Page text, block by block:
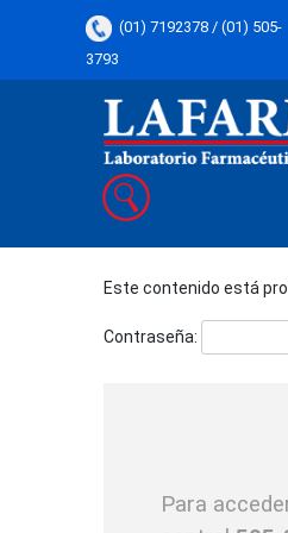
(01) 7192378 / (01) 505-
3793
La Farmed
LAFARMED es una
comercialización de
farmacéuticos
Este contenido está
Contraseña:
Para